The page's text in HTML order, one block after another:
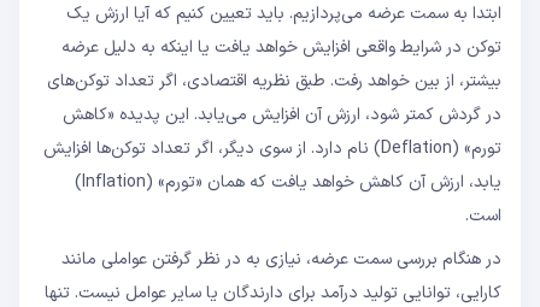
ابتدا به سمت عرضه می‌پردازیم. باید تعیین کنیم که آیا ارزش یک
توکن در شرایط واقعی افزایش خواهد یافت یا اینکه به دلیل عرضه
بیشتر، از بین خواهد رفت. طبق نظریه اقتصادی، اگر تعداد توکن‌های
در گردش کمتر شود، ارزش آن افزایش می‌یابد. این پدیده «کاهش
تورم» (Deflation) نام دارد. از سوی دیگر، اگر تعداد توکن‌ها افزایش
یابد، ارزش آن کاهش خواهد یافت که همان «تورم» (Inflation)
است.
در هنگام بررسی سمت عرضه، نیازی به در نظر گرفتن عواملی مانند
کارایی، توانایی تولید درآمد برای دارندگان یا سایر عوامل نیست. تنها